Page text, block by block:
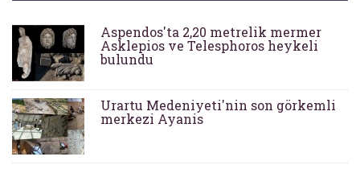
Aspendos'ta 2,20 metrelik mermer
Asklepios ve Telesphoros heykeli
bulundu
Urartu Medeniyeti'nin son görkemli
merkezi Ayanis